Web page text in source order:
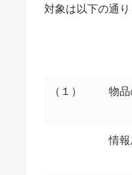
対象は以下の通り
（１） 物
情